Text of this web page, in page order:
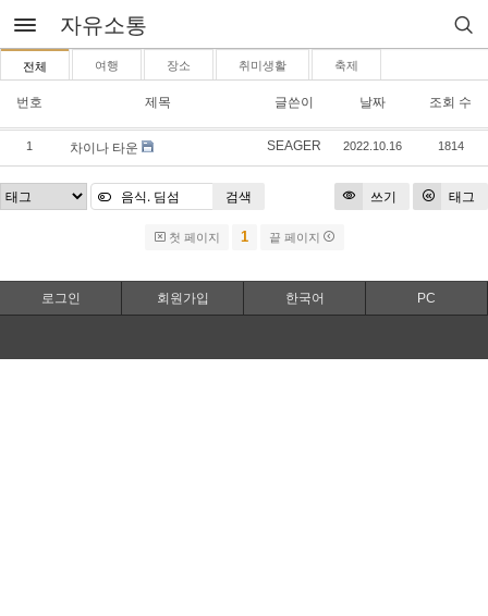
자유소통
전체 여행 장소 취미생활 축제
번호 제목 글쓴이 날짜 조회 수
1 차이나 타운 SEAGER 2022.10.16 1814
쓰기 태그
검색
첫 페이지 1 끝 페이지
로그인 회원가입 한국어 PC